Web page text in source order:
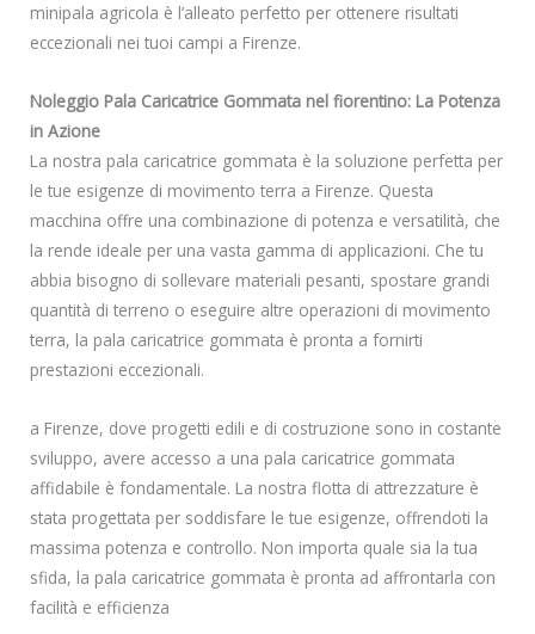
minipala agricola è l’alleato perfetto per ottenere risultati
eccezionali nei tuoi campi a Firenze.
Noleggio Pala Caricatrice Gommata nel fiorentino: La Potenza
in Azione
La nostra pala caricatrice gommata è la soluzione perfetta per
le tue esigenze di movimento terra a Firenze. Questa
macchina offre una combinazione di potenza e versatilità, che
la rende ideale per una vasta gamma di applicazioni. Che tu
abbia bisogno di sollevare materiali pesanti, spostare grandi
quantità di terreno o eseguire altre operazioni di movimento
terra, la pala caricatrice gommata è pronta a fornirti
prestazioni eccezionali.
a Firenze, dove progetti edili e di costruzione sono in costante
sviluppo, avere accesso a una pala caricatrice gommata
affidabile è fondamentale. La nostra flotta di attrezzature è
stata progettata per soddisfare le tue esigenze, offrendoti la
massima potenza e controllo. Non importa quale sia la tua
sfida, la pala caricatrice gommata è pronta ad affrontarla con
facilità e efficienza